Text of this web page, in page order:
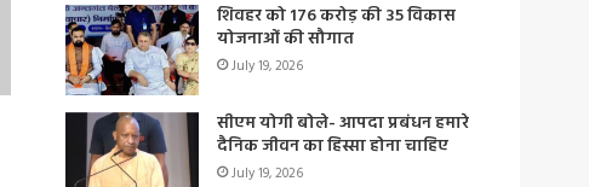
शिवहर को 176 करोड़ की 35 विकास
योजनाओं की सौगात
July 19, 2026
सीएम योगी बोले- आपदा प्रबंधन हमारे
दैनिक जीवन का हिस्सा होना चाहिए
July 19, 2026